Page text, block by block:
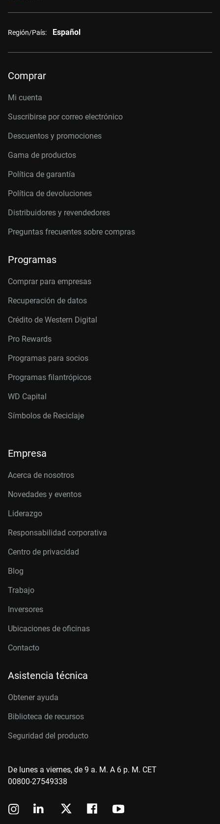
Región/País: Español
Comprar
Mi cuenta
Suscribirse por correo electrónico
Descuentos y promociones
Gama de productos
Política de garantía
Política de devoluciones
Distribuidores y revendedores
Preguntas frecuentes sobre compras
Programas
Comprar para empresas
Recuperación de datos
Crédito de Western Digital
Pro Rewards
Programas para socios
Programas filantrópicos
WD Capital
Símbolos de Reciclaje
Empresa
Acerca de nosotros
Novedades y eventos
Liderazgo
Responsabilidad corporativa
Centro de privacidad
Blog
Trabajo
Inversores
Ubicaciones de oficinas
Contacto
Asistencia técnica
Obtener ayuda
Biblioteca de recursos
Seguridad del producto
De lunes a viernes, de 9 a. M. A 6 p. M. CET
00800-27549338